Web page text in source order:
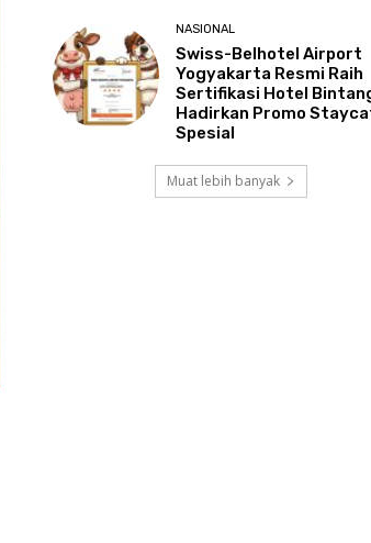
NASIONAL
Swiss-Belhotel Airport
Yogyakarta Resmi Raih
Sertifikasi Hotel
Hadirkan Promo
Spesial
Muat lebih banyak